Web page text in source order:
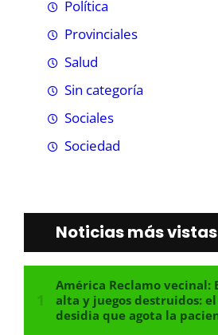
Política
Provinciales
Salud
Sin categoría
Sociales
Sociedad
Noticias más vistas